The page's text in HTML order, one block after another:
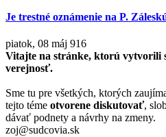
Je trestné oznámenie na P.
piatok, 08 máj 916
Vitajte na stránke, ktorú vytvorili
verejnosť.
Sme tu pre všetkých, ktorých
tejto téme otvorene diskutovať,
dávať podnety a návrhy na zmeny.
zoj@sudcovia.sk